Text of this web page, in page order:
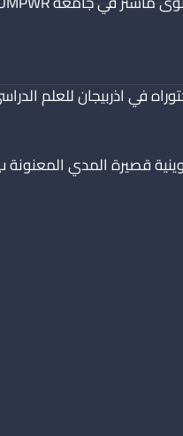
اذربيجان للعلم الدراسي 2026/
قصيرة المدي المعنونة